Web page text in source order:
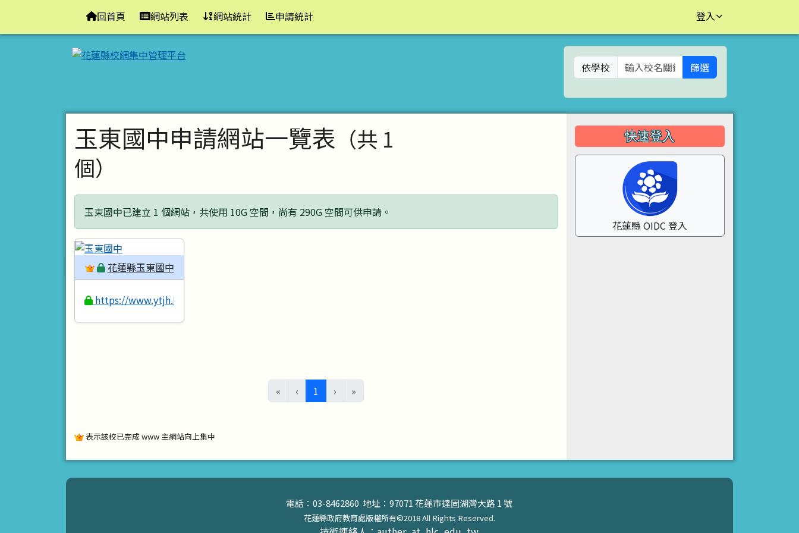
花蓮縣校網集中管理平台
回首頁 網站列表 網站統計 申請統計 登入
依學校 篩選
主內容區域
玉東國中申請網站一覽表 （共 1
個）
玉東國中已建立 1 個網站，共使用 10G 空間，尚有 290G 空間可供申請。
花蓮縣玉東國中
https://www.ytjh.hlc.edu.tw
« ‹ 1 (目前頁次)
› »
表示該校已完成 www 主網站向上集中
左邊區域內容
快速登入
花蓮縣 OIDC 登入
頁尾區域
電話：03-8462860 地址：97071 花蓮市達固湖灣大路 1 號
花蓮縣政府教育處版權所有©2018 All Rights Reserved.